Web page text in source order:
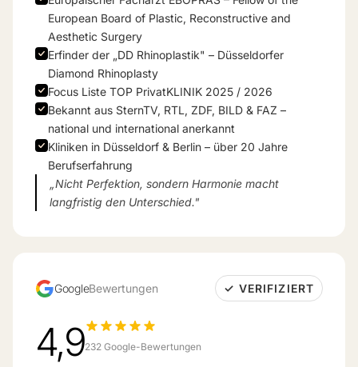
European Board of Plastic, Reconstructive and
Aesthetic Surgery
Erfinder der „DD Rhinoplastik" – Düsseldorfer
Diamond Rhinoplasty
Focus Liste TOP PrivatKLINIK 2025 / 2026
Bekannt aus SternTV, RTL, ZDF, BILD & FAZ –
national und international anerkannt
Kliniken in Düsseldorf & Berlin – über 20 Jahre
Berufserfahrung
„Nicht Perfektion, sondern Harmonie macht
langfristig den Unterschied."
GoogleBewertungen ✓ VERIFIZIERT
4,9232 Google-Bewertungen